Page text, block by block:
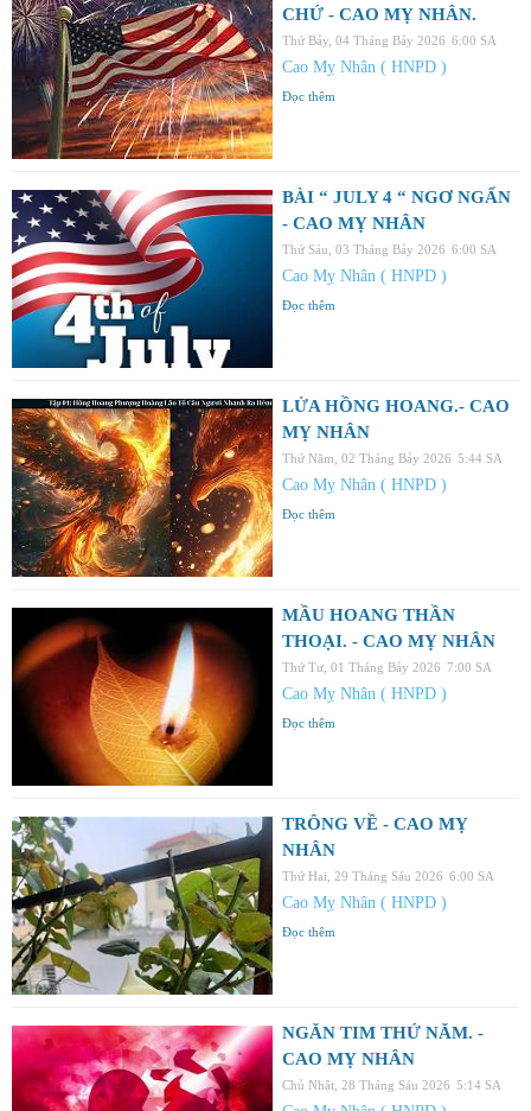
CHỨ - CAO MỴ NHÂN.
Thứ Bảy, 04 Tháng Bảy 2026 6:00 SA
Cao Mỵ Nhân ( HNPD )
Đọc thêm
BÀI “ JULY 4 “ NGƠ NGẨN
- CAO MỴ NHÂN
Thứ Sáu, 03 Tháng Bảy 2026 6:00 SA
Cao Mỵ Nhân ( HNPD )
Đọc thêm
LỬA HỒNG HOANG.- CAO
MỴ NHÂN
Thứ Năm, 02 Tháng Bảy 2026 5:44 SA
Cao Mỵ Nhân ( HNPD )
Đọc thêm
MẦU HOANG THẦN
THOẠI. - CAO MỴ NHÂN
Thứ Tư, 01 Tháng Bảy 2026 7:00 SA
Cao Mỵ Nhân ( HNPD )
Đọc thêm
TRÔNG VỀ - CAO MỴ
NHÂN
Thứ Hai, 29 Tháng Sáu 2026 6:00 SA
Cao Mỵ Nhân ( HNPD )
Đọc thêm
NGĂN TIM THỨ NĂM. -
CAO MỴ NHÂN
Chủ Nhật, 28 Tháng Sáu 2026 5:14 SA